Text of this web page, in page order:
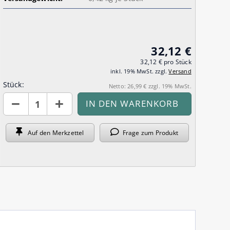
Spritzdüsen mit GK-
12 bis
Storz-Kupplungen,
ESSK Kupplungen und Stecker
nach DIN
GK-Schnell Kupplungen für
Ersatzdichtungen NBR / FKM
für Schnellkupplungen
32,12 €
32,12 € pro Stück
inkl. 19% MwSt. zzgl.Versand
Netto: 26,99 € zzgl. 19% MwSt.
Stück:
Auf den Merkzettel Frage zum Produkt